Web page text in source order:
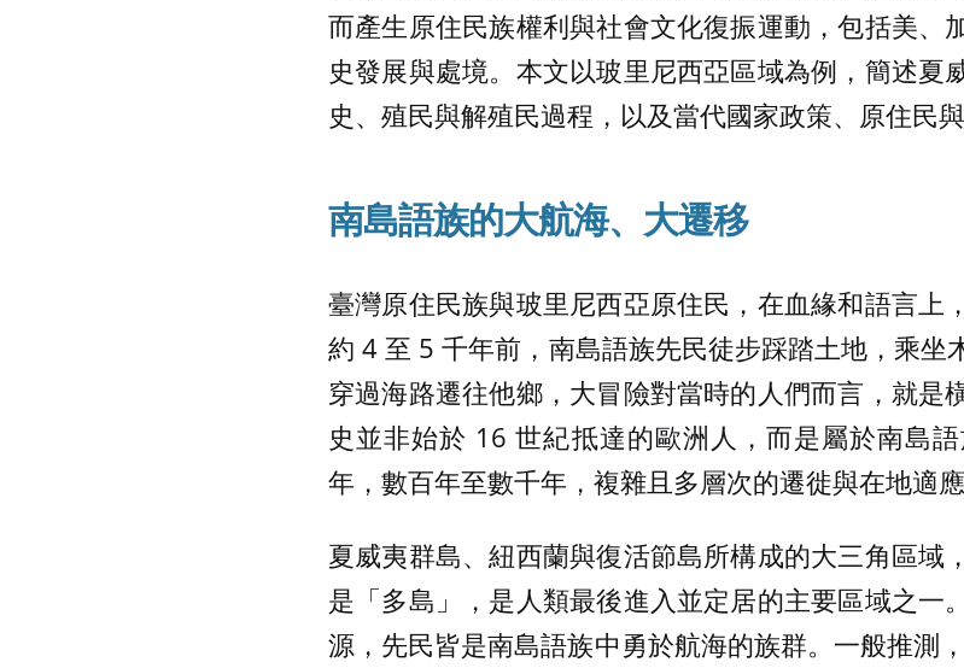
而產生原住民族權利與社會文化復振運動，包括美、
史發展與處境。本文以玻里尼西亞區域為例，簡述夏
史、殖民與解殖民過程，以及當代國家政策、原住民
南島語族的大航海、大遷移
臺灣原住民族與玻里尼西亞原住民，在血緣和語言上
約 4 至 5 千年前，南島語族先民徒步踩踏土地，乘坐
穿過海路遷往他鄉，大冒險對當時的人們而言，就是
史並非始於 16 世紀抵達的歐洲人，而是屬於南島
年，數百年至數千年，複雜且多層次的遷徙與在地適應
夏威夷群島、紐西蘭與復活節島所構成的大三角區域
是「多島」，是人類最後進入並定居的主要區域之一
源，先民皆是南島語族中勇於航海的族群。一般推測